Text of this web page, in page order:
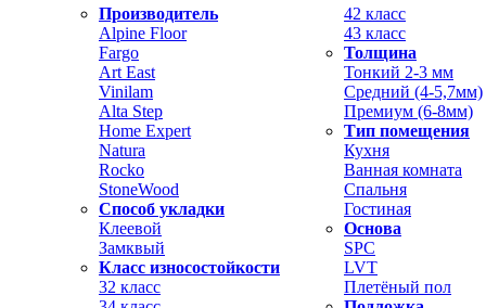
Производитель
Alpine Floor
Fargo
Art East
Vinilam
Alta Step
Home Expert
Natura
Rocko
StoneWood
Способ укладки
Клеевой
Замквый
Класс износостойкости
32 класс
42 класс
43 класс
Толщина
Тонкий 2-3 мм
Средний (4-5,7мм)
Премиум (6-8мм)
Тип помещения
Кухня
Ванная комната
Спальня
Гостиная
Основа
SPC
LVT
Плетёный пол